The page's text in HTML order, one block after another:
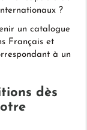
?
un catalogue
Français et
à un
dès